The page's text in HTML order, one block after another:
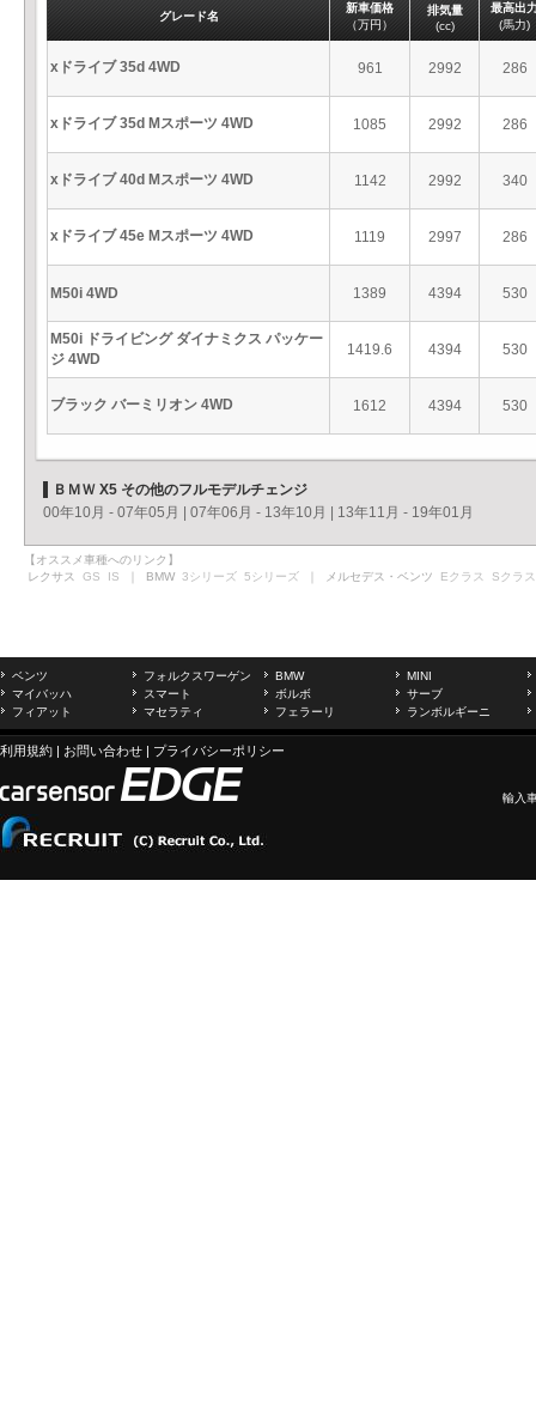
グレード名
新車価格
（万円）
排気量
(cc)
最高出
(馬力)
xドライブ 35d 4WD 961 2992 286
xドライブ 35d Mスポーツ 4WD 1085 2992 286
xドライブ 40d Mスポーツ 4WD 1142 2992 340
xドライブ 45e Mスポーツ 4WD 1119 2997 286
M50i 4WD 1389 4394 530
M50i ドライビング ダイナミクス パッケー
ジ 4WD
1419.6 4394 530
ブラック バーミリオン 4WD 1612 4394 530
ＢＭＷ X5 その他のフルモデルチェンジ
00年10月 - 07年05月
07年06月 - 13年10月 13年11月 - 19年01月
【オススメ車種へのリンク】
レクサス GS IS ｜ BMW 3シリーズ 5シリーズ ｜ メルセデス・ベンツ Eクラス Sクラス
ベンツ フォルクスワーゲン BMW
MINI
マイバッハ
スマート ボルボ
サーブ
フィアット
マセラティ フェラーリ ランボルギーニ
利用規約 | お問い合わせ | プライバシーポリシー
輸入